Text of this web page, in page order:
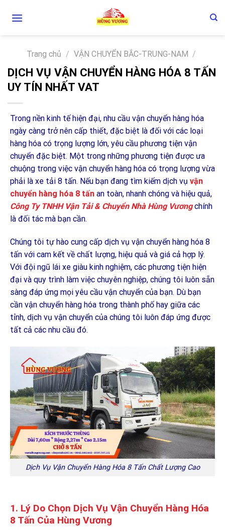
Trang chủ / VẬN CHUYỂN BẮC-TRUNG-NAM /
DỊCH VỤ VẬN CHUYỂN HÀNG HÓA 8 TẤN
UY TÍN NHẤT VAT
Trong nền kinh tế hiện đại, nhu cầu vận chuyển hàng hóa
ngày càng trở nên cấp thiết, đặc biệt là đối với các loại
hàng hóa có trọng lượng lớn, yêu cầu phương tiện vận
chuyển đặc biệt. Một trong những phương tiện được ưa
chuộng trong việc vận chuyển hàng hóa có trọng lượng vừa
phải là xe tải 8 tấn. Nếu bạn đang tìm kiếm dịch vụ vận
chuyển hàng hóa 8 tấn an toàn, nhanh chóng và hiệu quả,
Công Ty TNHH Vận Tải & Chuyển Nhà Hùng Vươngchính
là đối tác mà bạn cần.
Chúng tôi tự hào cung cấp dịch vụ vận chuyển hàng hóa 8
tấn với cam kết về chất lượng, hiệu quả và giá cả hợp lý.
Với đội ngũ lái xe giàu kinh nghiệm, các phương tiện hiện
đại và quy trình làm việc chuyên nghiệp, chúng tôi luôn sẵn
sàng đáp ứng mọi yêu cầu vận chuyển của bạn. Dù bạn
cần vận chuyển hàng hóa trong thành phố hay giữa các
tỉnh, dịch vụ vận chuyển của chúng tôi luôn đáp ứng được
tất cả các nhu cầu đó.
Dịch Vụ Vận Chuyển Hàng Hóa 8 Tấn Chất Lượng Cao
1. Lý Do Chọn Dịch Vụ Vận Chuyển Hàng Hóa
8 Tấn Của Hùng Vương